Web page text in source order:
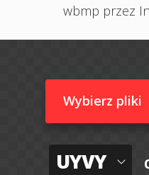
wbmp przez
Wybierz pliki
UYVY